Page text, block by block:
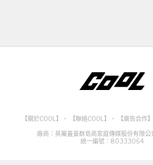
【關於COOL】 、 【聯絡COOL】 、 【廣告合作】
廠商：英屬蓋曼群島商家庭傳媒股份有限公
統一編號：80333064